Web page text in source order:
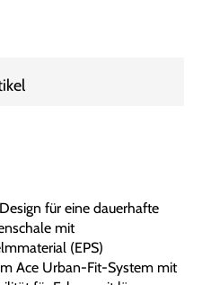
für eine dauerhafte
mit
(EPS)
Ace Urban-Fit-System mit